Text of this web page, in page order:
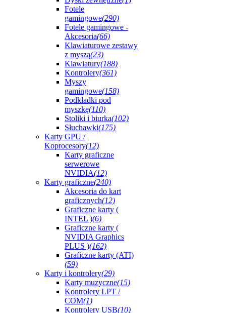
Fotele
gamingowe(290)
Fotele gamingowe -
Akcesoria(66)
Klawiaturowe zestawy
z myszą(23)
Klawiatury(188)
Kontrolery(361)
Myszy
gamingowe(158)
Podkładki pod
myszkę(110)
Stoliki i biurka(102)
Słuchawki(175)
Karty GPU /
Koprocesory(12)
Karty graficzne
serwerowe
NVIDIA(12)
Karty graficzne(240)
Akcesoria do kart
graficznych(12)
Graficzne karty (
INTEL )(6)
Graficzne karty (
NVIDIA Graphics
PLUS )(162)
Graficzne karty (ATI)
(59)
Karty i kontrolery(29)
Karty muzyczne(15)
Kontrolery LPT /
COM(1)
Kontrolery USB(10)